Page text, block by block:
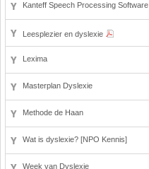
Kanteff Speech Processing Software
Leesplezier en dyslexie
Lexima
Masterplan Dyslexie
Methode de Haan
Wat is dyslexie? [NPO Kennis]
Week van Dyslexie